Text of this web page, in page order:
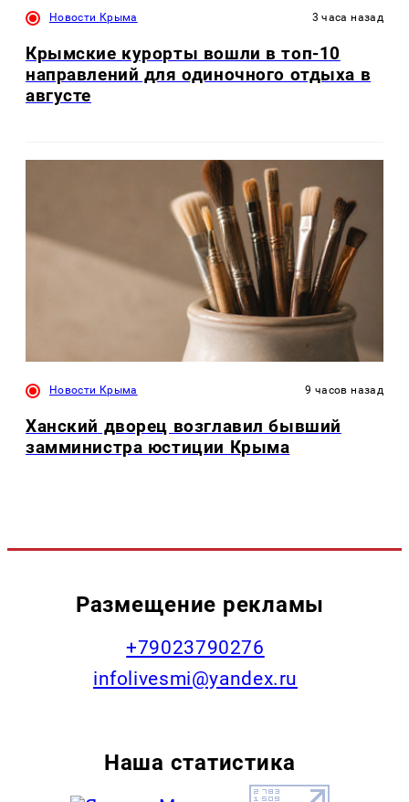
Новости Крыма 3 часа назад
Крымские курорты вошли в топ-10
направлений для одиночного отдыха в
августе
Новости Крыма 9 часов назад
Ханский дворец возглавил бывший
замминистра юстиции Крыма
Размещение рекламы
+79023790276
infolivesmi@yandex.ru
Наша статистика